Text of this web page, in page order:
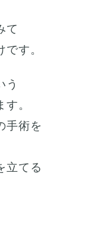
て
す。
う
。
手術を
立てる